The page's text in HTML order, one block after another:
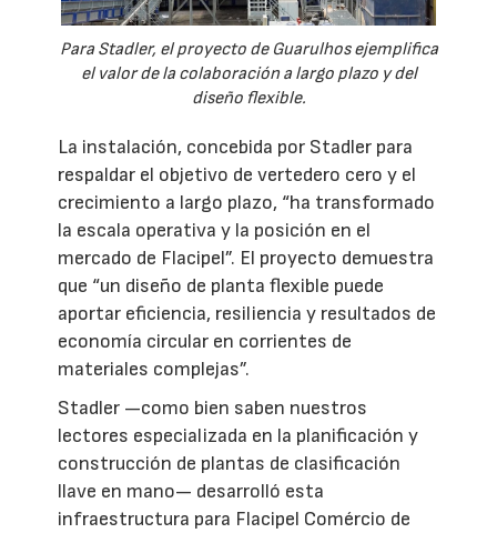
Para Stadler, el proyecto de Guarulhos ejemplifica
el valor de la colaboración a largo plazo y del
diseño flexible.
La instalación, concebida por Stadler para
respaldar el objetivo de vertedero cero y el
crecimiento a largo plazo, “ha transformado
la escala operativa y la posición en el
mercado de Flacipel”. El proyecto demuestra
que “un diseño de planta flexible puede
aportar eficiencia, resiliencia y resultados de
economía circular en corrientes de
materiales complejas”.
Stadler —como bien saben nuestros
lectores especializada en la planificación y
construcción de plantas de clasificación
llave en mano— desarrolló esta
infraestructura para Flacipel Comércio de